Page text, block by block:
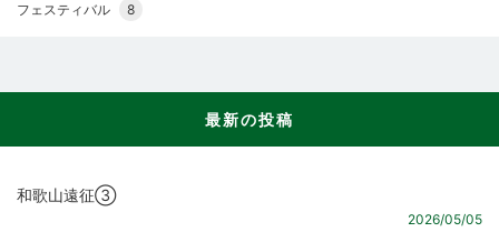
フェスティバル 8
最新の投稿
和歌山遠征③
2026/05/05